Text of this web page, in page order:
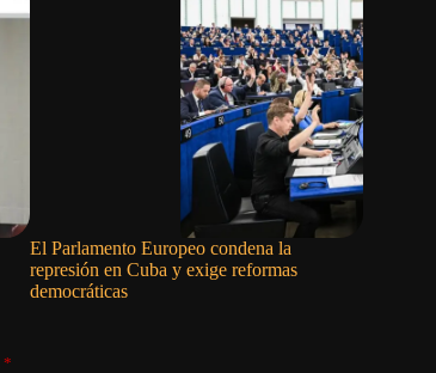
El Parlamento Europeo condena la
represión en Cuba y exige reformas
democráticas
*